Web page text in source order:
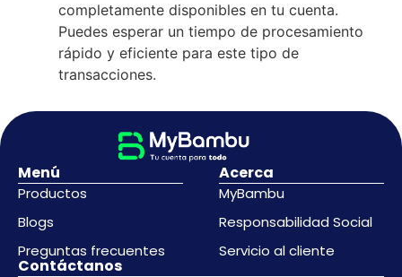
completamente disponibles en tu cuenta.
Puedes esperar un tiempo de procesamiento
rápido y eficiente para este tipo de
transacciones.
Menú
Productos
Blogs
Preguntas frecuentes
Acerca
MyBambu
Responsabilidad Social
Servicio al cliente
Contáctanos